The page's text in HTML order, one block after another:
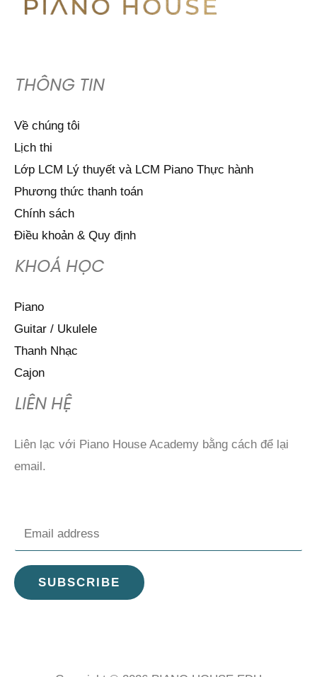
THÔNG TIN
Về chúng tôi
Lịch thi
Lớp LCM Lý thuyết và LCM Piano Thực hành
Phương thức thanh toán
Chính sách
Điều khoản & Quy định
KHOÁ HỌC
Piano
Guitar / Ukulele
Thanh Nhạc
Cajon
LIÊN HỆ
Liên lạc với Piano House Academy bằng cách để lại
email.
m
a
i
SUBSCRIBE